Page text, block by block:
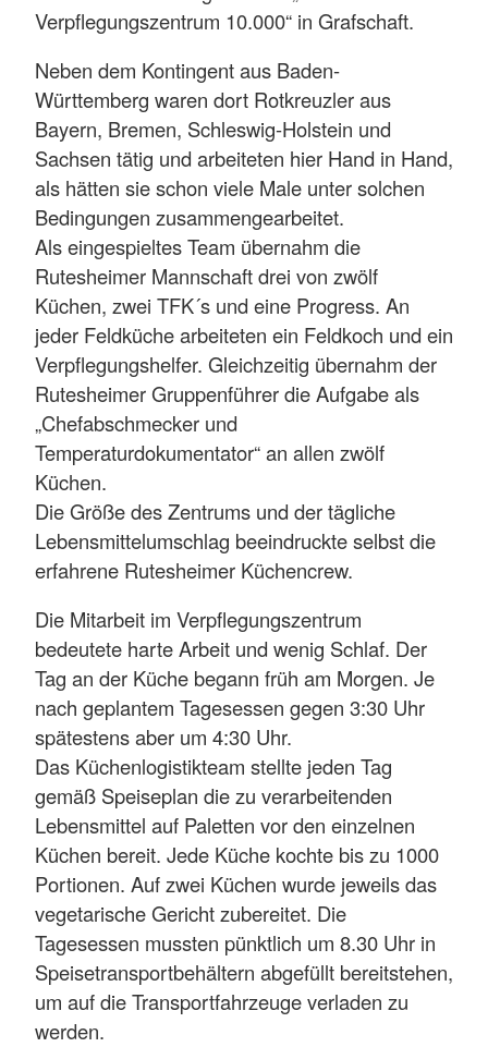
Verpflegungszentrum 10.000“ in Grafschaft.
Neben dem Kontingent aus Baden-
Württemberg waren dort Rotkreuzler aus
Bayern, Bremen, Schleswig-Holstein und
Sachsen tätig und arbeiteten hier Hand in Hand,
als hätten sie schon viele Male unter solchen
Bedingungen zusammengearbeitet.
Als eingespieltes Team übernahm die
Rutesheimer Mannschaft drei von zwölf
Küchen, zwei TFK´s und eine Progress. An
jeder Feldküche arbeiteten ein Feldkoch und ein
Verpflegungshelfer. Gleichzeitig übernahm der
Rutesheimer Gruppenführer die Aufgabe als
„Chefabschmecker und
Temperaturdokumentator“ an allen zwölf
Küchen.
Die Größe des Zentrums und der tägliche
Lebensmittelumschlag beeindruckte selbst die
erfahrene Rutesheimer Küchencrew.
Die Mitarbeit im Verpflegungszentrum
bedeutete harte Arbeit und wenig Schlaf. Der
Tag an der Küche begann früh am Morgen. Je
nach geplantem Tagesessen gegen 3:30 Uhr
spätestens aber um 4:30 Uhr.
Das Küchenlogistikteam stellte jeden Tag
gemäß Speiseplan die zu verarbeitenden
Lebensmittel auf Paletten vor den einzelnen
Küchen bereit. Jede Küche kochte bis zu 1000
Portionen. Auf zwei Küchen wurde jeweils das
vegetarische Gericht zubereitet. Die
Tagesessen mussten pünktlich um 8.30 Uhr in
Speisetransportbehältern abgefüllt bereitstehen,
um auf die Transportfahrzeuge verladen zu
werden.